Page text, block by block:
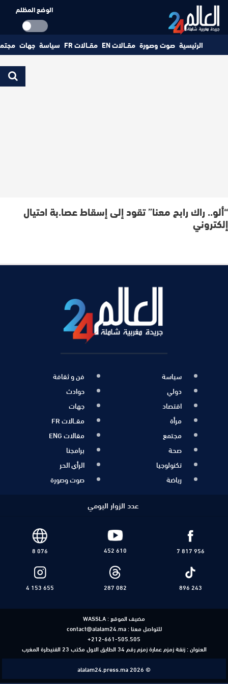
الوضع المظلم
الرئيسية صوت وصورة مقــالات EN مقــالات FR سياسة جهات
“ألو.. راك رابح معنا” تقود إلى إسقاط عصا.بة احتيال
إلكتروني
سياسة
دولي
اقتصاد
مرأة
مجتمع
صحة
تكنولوجيا
رياضة
فن و ثقافة
حوادث
جهات
مقــالات FR
مقالات ENG
برامجنا
الرأي الحر
صوت وصورة
عدد الزوار اليومي
7 817 956
452 610
8 076
896 243
287 082
4 153 655
مضيف الموقع :WASSLA
للتواصل معنا :contact@alalam24.ma
+212-661-505.505
العنوان : زنقة زمزم عمارة زمزم رقم 34 الطابق الاول مكتب 23 القنيطرة المغرب
alalam24.press.ma 2026 ©